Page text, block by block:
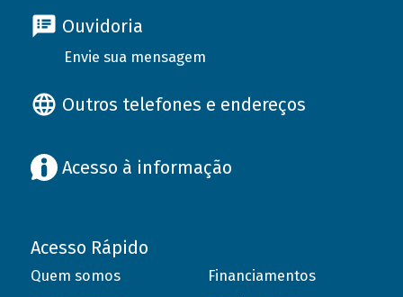
Ouvidoria
Envie sua mensagem
Outros telefones e endereços
Acesso à informação
Acesso Rápido
Quem somos
Financiamentos